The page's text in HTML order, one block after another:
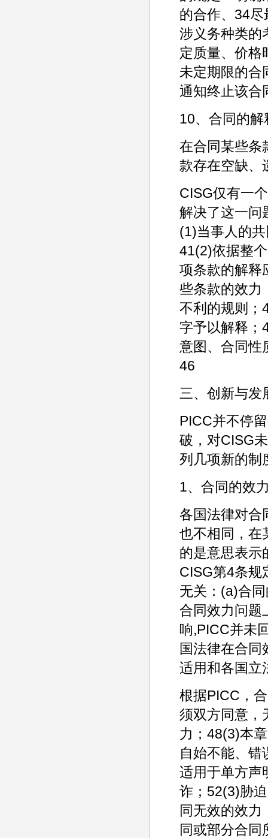
的合作、34
涉义务种类的
定质量、价格
未定期限的合
通知终止该合
10、合同的解
在合同某些条
款存在空缺、
CISG仅有一
解决了这一问
(1)当事人的
41(2)依据整
项条款的解释
些条款的效力
不利的规则；
字予以解释
意图、合同性
46
三、创新与发
PICC并不停
破，对CISG
列几项新的制
1、合同的效
各国法律对合
也不相同，在
的是意思表示
CISG第4条
无关：(a)合
合同效力问题
响,PICC并未
国法律在合同
适用和各国立
根据PICC，
须双方同意，
力；48(3)本
自始不能、
适用于单方声
诈；52(3)胁
同无效的效力
同或部分合同